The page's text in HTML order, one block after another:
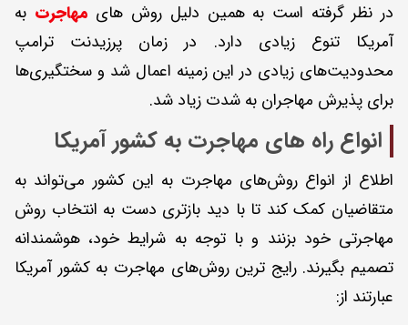
در نظر گرفته است به همین دلیل روش های مهاجرت به
آمریکا تنوع زیادی دارد. در زمان پرزیدنت ترامپ
محدودیت‌های زیادی در این زمینه اعمال شد و سختگیری‌ها
برای پذیرش مهاجران به شدت زیاد شد.
انواع راه های مهاجرت به کشور آمریکا
اطلاع از انواع روش‌های مهاجرت به این کشور می‌تواند به
متقاضیان کمک کند تا با دید بازتری دست به انتخاب روش
مهاجرتی خود بزنند و با توجه به شرایط خود، هوشمندانه
تصمیم بگیرند. رایج ترین روش‌های مهاجرت به کشور آمریکا
عبارتند از: